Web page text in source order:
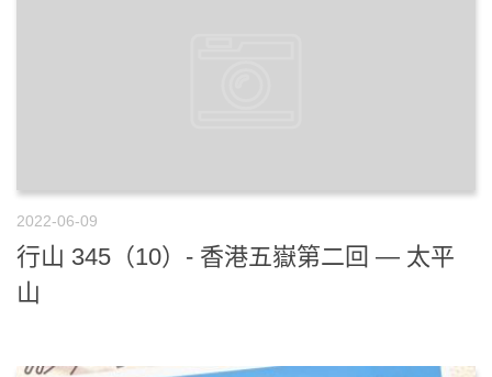
2022-06-09
行山 345（10）- 香港五嶽第二回 — 太平
山